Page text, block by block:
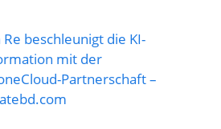
Re beschleunigt die KI-
mit der
Partnerschaft –